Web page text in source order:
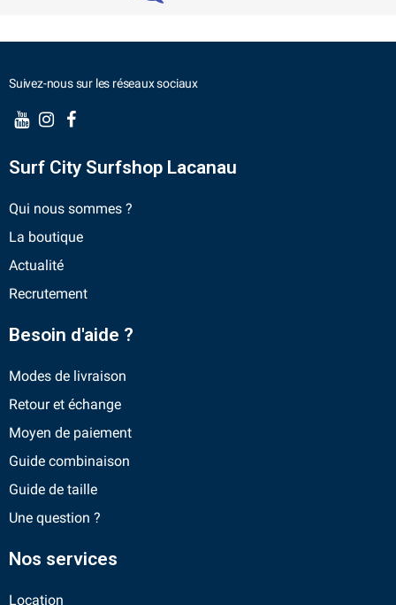
Suivez-nous sur les réseaux sociaux
Surf City Surfshop Lacanau
Qui nous sommes ?
La boutique
Actualité
Recrutement
Besoin d'aide ?
Modes de livraison
Retour et échange
Moyen de paiement
Guide combinaison
Guide de taille
Une question ?
Nos services
Location